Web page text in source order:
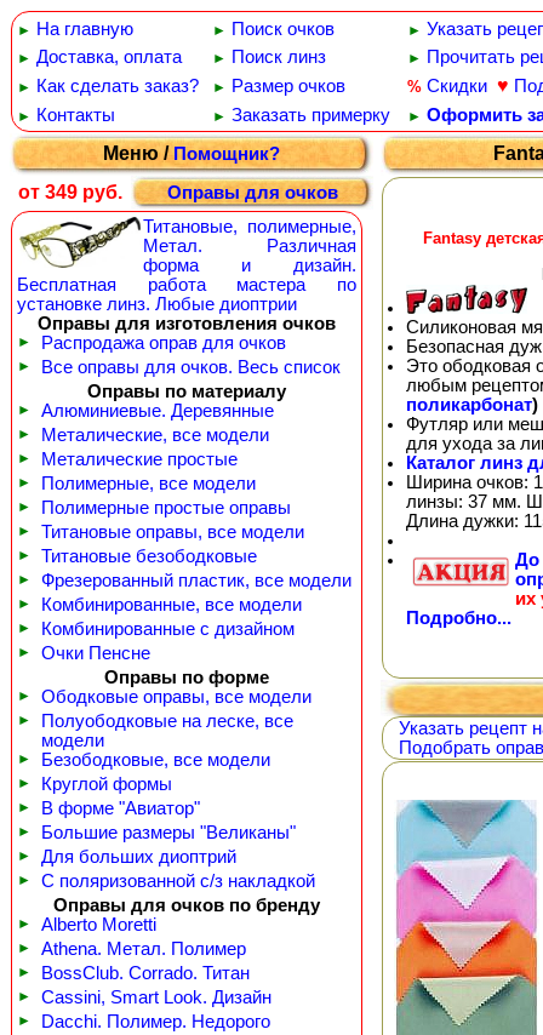
► На главную ► Поиск очков ► Указать
► Доставка, оплата ► Поиск линз ► Прочитать
► Как сделать заказ? ► Размер очков % Скидки ♥
► Контакты ► Заказать примерку ► Оформить
Меню /Помощник?
от 349 руб.
Оправы для очков
Титановые, полимерные,
Метал. Различная
форма и дизайн.
Бесплатная работа мастера по
установке линз. Любые диоптрии
Оправы для изготовления очков
► Распродажа оправ для очков
►
Все оправы для очков. Весь список
Оправы по материалу
► Алюминиевые. Деревянные
► Металические, все модели
► Металические простые
► Полимерные, все модели
► Полимерные простые оправы
► Титановые оправы, все модели
► Титановые безободковые
► Фрезерованный пластик, все модели
► Комбинированные, все модели
► Комбинированные с дизайном
►
Очки Пенсне
Оправы по форме
► Ободковые оправы, все модели
►
Полуободковые на леске, все
модели
► Безободковые, все модели
► Круглой формы
► В форме "Авиатор"
► Большие размеры "Великаны"
► Для больших диоптрий
►
С поляризованной с/з накладкой
Оправы для очков по бренду
► Alberto Moretti
► Athena. Метал. Полимер
► BossClub. Corrado. Титан
► Cassini, Smart Look. Дизайн
► Dacchi. Полимер. Недорого
Fantasy
Силиконовая
Безопасная
Это ободковая
любым
поликарбонат)
Футляр или
для ухода за
Каталог линз
Ширина очков:
линзы: 37 мм.
Длина дужки:
До
их
Подробно...
Указать рецепт
Подобрать